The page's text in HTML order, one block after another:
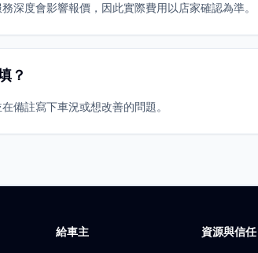
深度會影響報價，因此實際費用以店家確認為準。
？
備註寫下車況或想改善的問題。
給車主 資源與信任